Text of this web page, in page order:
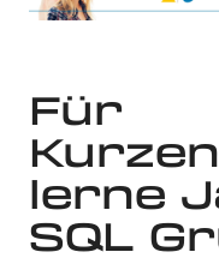
Für
lerne
SQL